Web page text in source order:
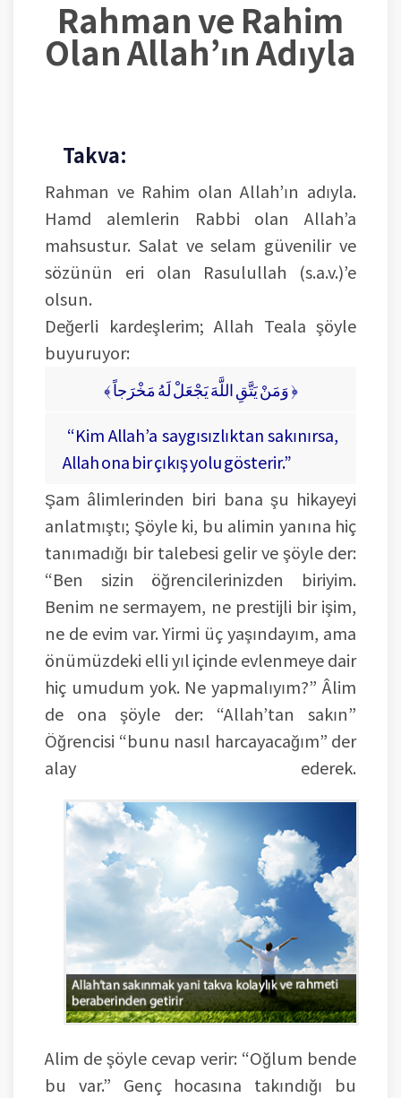
Rahman ve Rahim
Olan Allah’ın Adıyla
Takva:
Rahman ve Rahim olan Allah’ın adıyla.
Hamd alemlerin Rabbi olan Allah’a
mahsustur. Salat ve selam güvenilir ve
sözünün eri olan Rasulullah (s.a.v.)’e
olsun.
Değerli kardeşlerim; Allah Teala şöyle
buyuruyor:
﴾ وَمَنْ يَتَّقِ اللَّهَ يَجْعَلْ لَهُ مَخْرَجاً ﴿
“Kim Allah’a saygısızlıktan sakınırsa,
Allah ona bir çıkış yolu gösterir.”
Şam âlimlerinden biri bana şu hikayeyi
anlatmıştı; Şöyle ki, bu alimin yanına hiç
tanımadığı bir talebesi gelir ve şöyle der:
“Ben sizin öğrencilerinizden biriyim.
Benim ne sermayem, ne prestijli bir işim,
ne de evim var. Yirmi üç yaşındayım, ama
önümüzdeki elli yıl içinde evlenmeye dair
hiç umudum yok. Ne yapmalıyım?” Âlim
de ona şöyle der: “Allah’tan sakın”
Öğrencisi “bunu nasıl harcayacağım” der
alay ederek.
Alim de şöyle cevap verir: “Oğlum bende
bu var.” Genç hocasına takındığı bu